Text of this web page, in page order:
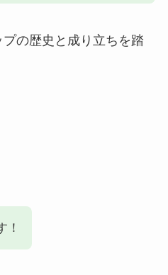
の歴史と成り立ちを踏
！